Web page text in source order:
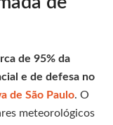
de 95% da
e de defesa no
de São Paulo. O
meteorológicos